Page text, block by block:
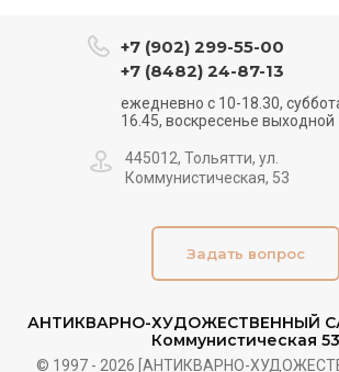
АНТИКВАРНО-ХУДОЖЕСТВЕННЫЙ
Коммунистическая 53
© 1997 - 2026 [АНТИКВАРНО-
+7 (902) 299-55-00
+7 (8482) 24-87-13
ежедневно с 10-18.30,
16.45, воскресенье выходной
445012, Тольятти, ул.
Коммунистическая, 53
Задать вопрос